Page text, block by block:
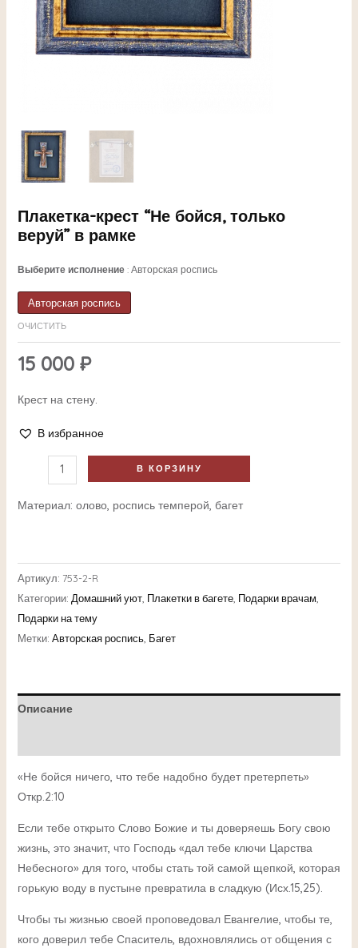
Плакетка-крест “Не бойся, только
веруй” в рамке
Выберите исполнение Авторская роспись
Авторская роспись
ОЧИСТИТЬ
15 000 ₽
Крест на стену.
В избранное
В КОРЗИНУ
Материал: олово, роспись темперой, багет
Артикул: 753-2-R
Категории: Домашний уют, Плакетки в багете, Подарки врачам
Подарки на тему
Метки: Авторская роспись, Багет
Описание
«Не бойся ничего, что тебе надобно будет претерпеть»
Откр.2:10
Если тебе открыто Слово Божие и ты доверяешь Богу свою
жизнь, это значит, что Господь «дал тебе ключи Царства
Небесного» для того, чтобы стать той самой щепкой, которая
горькую воду в пустыне превратила в сладкую (Исх.15,25).
Чтобы ты жизнью своей проповедовал Евангелие, чтобы те,
кого доверил тебе Спаситель, вдохновлялись от общения с